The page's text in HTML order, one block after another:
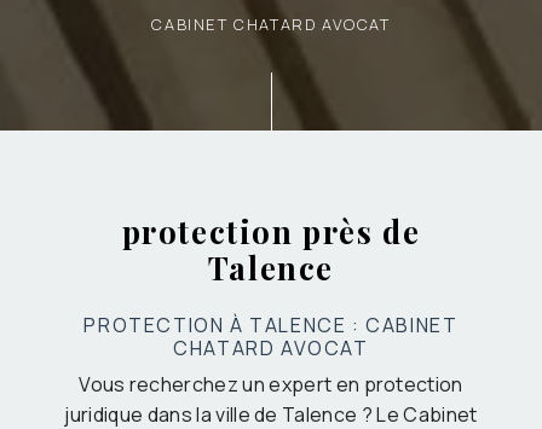
CABINET CHATARD AVOCAT
protection près de
Talence
PROTECTION À TALENCE : CABINET
CHATARD AVOCAT
Vous recherchez un expert en protection
juridique dans la ville de Talence ? Le Cabinet